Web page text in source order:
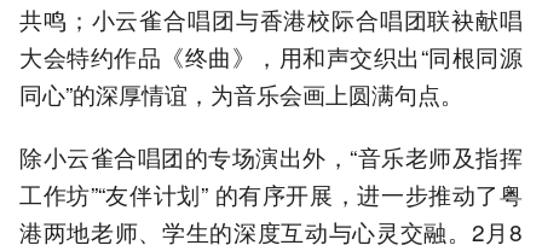
共鸣；小云雀合唱团与香港校际合唱团联袂献唱
大会特约作品《终曲》，用和声交织出“同根同源
同心”的深厚情谊，为音乐会画上圆满句点。
除小云雀合唱团的专场演出外，“音乐老师及指挥
工作坊”“友伴计划” 的有序开展，进一步推动了粤
港两地老师、学生的深度互动与心灵交融。2月8